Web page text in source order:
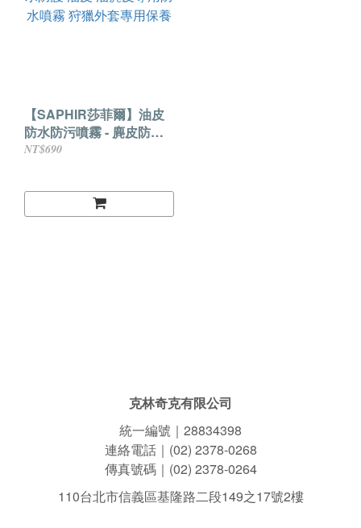
【SAPHIR莎菲爾】油皮
防水防污噴霧 - 麂皮防水
防護 油皮 油麂皮專用防水
NT$690
克林奇克有限公司
統一編號｜28834398
連絡電話｜(02) 2378-0268
傳真號碼｜(02) 2378-0264
110台北市信義區基隆路二段149之17號2樓